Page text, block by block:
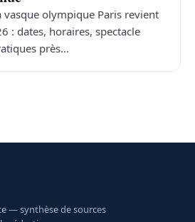
vasque olympique Paris revient
: dates, horaires, spectacle
près…
— synthèse de sources